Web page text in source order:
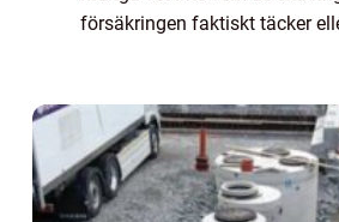
försäkringen faktiskt täcker